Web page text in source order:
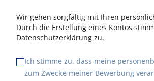
Wir gehen sorgfältig mit Ihren
Durch die Erstellung eines Kontos
Datenschutzerklärung zu.
Ich stimme zu, dass meine
zum Zwecke meiner Bewerbung